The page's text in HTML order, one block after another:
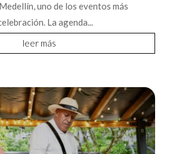
uno de los eventos más
La agenda...
leer más